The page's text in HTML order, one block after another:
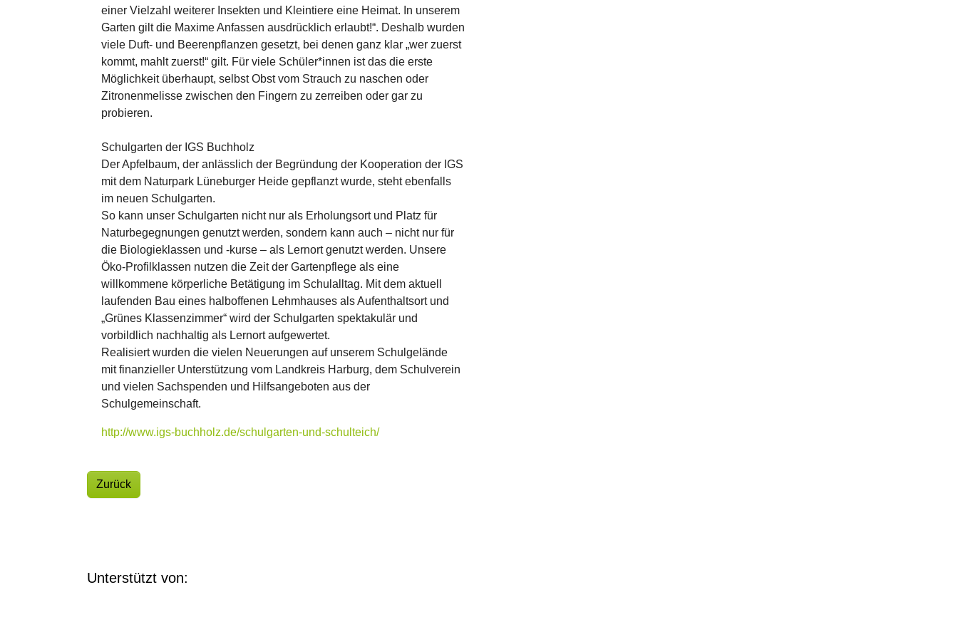
einer Vielzahl weiterer Insekten und Kleintiere eine Heimat. In unserem
Garten gilt die Maxime Anfassen ausdrücklich erlaubt!“. Deshalb wurden
viele Duft- und Beerenpflanzen gesetzt, bei denen ganz klar „wer zuerst
kommt, mahlt zuerst!“ gilt. Für viele Schüler*innen ist das die erste
Möglichkeit überhaupt, selbst Obst vom Strauch zu naschen oder
Zitronenmelisse zwischen den Fingern zu zerreiben oder gar zu
probieren.
Schulgarten der IGS Buchholz
Der Apfelbaum, der anlässlich der Begründung der Kooperation der IGS
mit dem Naturpark Lüneburger Heide gepflanzt wurde, steht ebenfalls
im neuen Schulgarten.
So kann unser Schulgarten nicht nur als Erholungsort und Platz für
Naturbegegnungen genutzt werden, sondern kann auch – nicht nur für
die Biologieklassen und -kurse – als Lernort genutzt werden. Unsere
Öko-Profilklassen nutzen die Zeit der Gartenpflege als eine
willkommene körperliche Betätigung im Schulalltag. Mit dem aktuell
laufenden Bau eines halboffenen Lehmhauses als Aufenthaltsort und
„Grünes Klassenzimmer“ wird der Schulgarten spektakulär und
vorbildlich nachhaltig als Lernort aufgewertet.
Realisiert wurden die vielen Neuerungen auf unserem Schulgelände
mit finanzieller Unterstützung vom Landkreis Harburg, dem Schulverein
und vielen Sachspenden und Hilfsangeboten aus der
Schulgemeinschaft.
http://www.igs-buchholz.de/schulgarten-und-schulteich/
Zurück
Unterstützt von: